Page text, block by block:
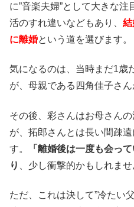
に”音楽夫婦”として大きな
活のすれ違いなどもあり、 結
に離婚という道を選びます。
気になるのは、当時まだ1歳
が、母親である四角佳子さん
その後、彩さんはお母さん
が、拓郎さんとは長い間疎
す。
「離婚後は一度も会っ
り
、少し衝撃的かもしれませ
ただ、これは決して”冷たい